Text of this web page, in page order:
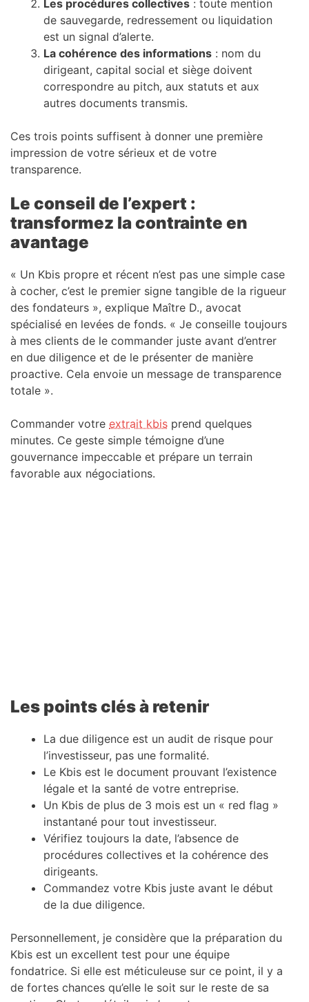
Les procédures collectives : toute mention
de sauvegarde, redressement ou liquidation
est un signal d’alerte.
La cohérence des informations : nom du
dirigeant, capital social et siège doivent
correspondre au pitch, aux statuts et aux
autres documents transmis.
Ces trois points suffisent à donner une première
impression de votre sérieux et de votre
transparence.
Le conseil de l’expert :
transformez la contrainte en
avantage
« Un Kbis propre et récent n’est pas une simple case
à cocher, c’est le premier signe tangible de la rigueur
des fondateurs », explique Maître D., avocat
spécialisé en levées de fonds. « Je conseille toujours
à mes clients de le commander juste avant d’entrer
en due diligence et de le présenter de manière
proactive. Cela envoie un message de transparence
totale ».
Commander votre extrait kbis prend quelques
minutes. Ce geste simple témoigne d’une
gouvernance impeccable et prépare un terrain
favorable aux négociations.
Les points clés à retenir
La due diligence est un audit de risque pour
l’investisseur, pas une formalité.
Le Kbis est le document prouvant l’existence
légale et la santé de votre entreprise.
Un Kbis de plus de 3 mois est un « red flag »
instantané pour tout investisseur.
Vérifiez toujours la date, l’absence de
procédures collectives et la cohérence des
dirigeants.
Commandez votre Kbis juste avant le début
de la due diligence.
Personnellement, je considère que la préparation du
Kbis est un excellent test pour une équipe
fondatrice. Si elle est méticuleuse sur ce point, il y a
de fortes chances qu’elle le soit sur le reste de sa